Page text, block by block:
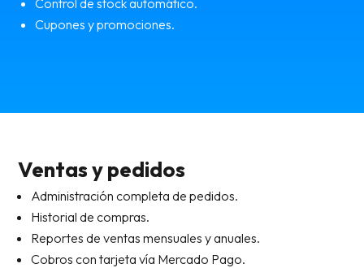
Control de stock automático.
Cupones y promociones.
Ventas y pedidos
Administración completa de pedidos.
Historial de compras.
Reportes de ventas mensuales y anuales.
Cobros con tarjeta vía Mercado Pago.